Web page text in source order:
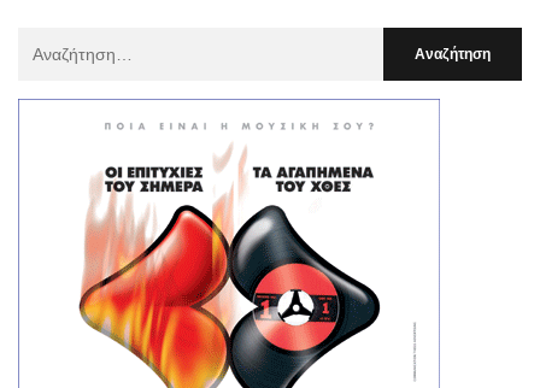
: